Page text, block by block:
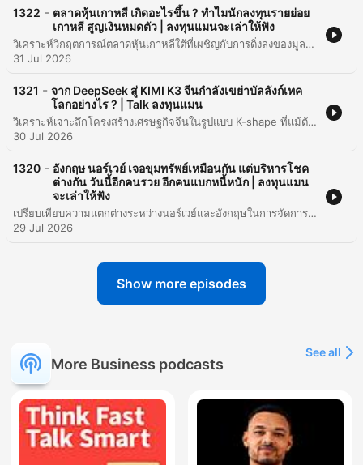
1322 - ตลาดหุ้นเกาหลี เกิดอะไรขึ้น ? ทำไมนักลงทุนรายย่อย
เกาหลี สูญเงินหมดตัว | ลงทุนแมนจะเล่าให้ฟัง
วิเคราะห์วิกฤตการณ์ตลาดหุ้นเกาหลีใต้ที่เผชิญกับการดิ่งลงของมูลค่าอย่างรุนแรง โดยมีสาเหตุหลักมาจากการพึ่งพาผลประกอบการของหุ้นเพียงสองบริษัทคือ Samsung และ SK Hynix ซึ่งเป็นผู้นำในกลุ่มชิปหน่วยความจำ AI เนื้อหาเจาะลึกถึงกลไกของ Leverage ETF ที่ทำหน้าที่เป็นตัวคูณความเสียหายในช่วงตลาดขาลง ส่งผลให้นักลงทุนรายย่อยสูญเสียเงินจำนวนมหาศาลรวมกว่า 1.3 ล้านล้านบาท พร้อมทั้งกล่าวถึงมาตรการฉุกเฉินจากหน่วยงานกำกับดูแลและบทเรียนสำคัญด้านการบริหารความเสี่ยงจากการใช้เลเวอเรจในการลงทุน
31 Jul 2026
1321 - จาก DeepSeek สู่ KIMI K3 จีนกำลังเขย่าบัลลังก์เทค
โลกอย่างไร ? | Talk ลงทุนแมน
วิเคราะห์เจาะลึกโครงสร้างเศรษฐกิจจีนในรูปแบบ K-shape ที่แม้ตัวเลข GDP จะเติบโตช้าลง แต่ภาคเทคโนโลยีและอุตสาหกรรม Hard Tech กำลังพุ่งทะยานอย่างรุนแรง โดยเฉพาะกลุ่มอุปกรณ์ 3D Printing, แบตเตอรี่ และหุ่นยนต์ ซึ่งเป็นผลมาจากนโยบายสนับสนุนการผลิตภายในประเทศเพื่อลดการพึ่งพาเทคโนโลยีจากต่างชาติและการเผชิญหน้ากับสงครามการค้า เนื้อหาครอบคลุมถึงความก้าวหน้าของ AI โมเดลฝั่งจีนอย่าง DeepSeek และ Moonshot AI รวมถึงโอกาสในการลงทุนผ่าน Supply Chain ของ AI ตั้งแต่ต้นน้ำอย่างเซมิคอนดักเตอร์ไปจนถึงปลายน้ำอย่างหุ่นยนต์และรถยนต์ขับเคลื่อนอัตโนมัติ โดยมีการแนะนำกลยุทธ์การเลือกหุ้นในกลุ่ม A-Share และ H-Share ผ่านกองทุนรวมที่เน้นนวัตกรรมและการวิจัยพัฒนา (R&D) เพื่อรับมือกับความผันผวนของตลาดเทคโนโลยีจีน
30 Jul 2026
1320 - อังกฤษ นอร์เวย์ เจอขุมทรัพย์เหมือนกัน แต่บริหารโชค
ต่างกัน วันนี้อีกคนรวย อีกคนแบกหนี้หนัก | ลงทุนแมน
จะเล่าให้ฟัง
เปรียบเทียบความแตกต่างระหว่างนอร์เวย์และอังกฤษในการจัดการทรัพยากรน้ำมันที่ค้นพบในช่วงปลายทศวรรษ 1960 นอร์เวย์เลือกสร้างกองทุนความมั่งคั่งแห่งชาติเพื่อสะสมรายได้ในรูปแบบเงินดอลลาร์และนำกำไรมาใช้พัฒนาประเทศอย่างยั่งยืน ในขณะที่อังกฤษเน้นการเร่งนำรายได้จากการขายน้ำมันมาใช้แก้ปัญหาเศรษฐกิจระยะสั้น จนเกิดภาวะ Dutch Disease ที่ทำลายอุตสาหกรรมการผลิตเดิม เนื้อหาแสดงให้เห็นถึงผลลัพธ์ในปัจจุบันที่นอร์เวย์มีความมั่งคั่งต่อหัวประชากรสูงมาก แต่ต้องเผชิญกับความท้าทายเรื่องแรงจูงใจในการทำงาน ส่วนอังกฤษต้องแบกรับหนี้สาธารณะระดับสูงและพยายามฟื้นฟูเศรษฐกิจผ่านการจัดตั้งกองทุนใหม่ในปี 2024 เพื่อวางรากฐานอนาคตอีกครั้ง
29 Jul 2026
Show more episodes
More Business podcasts
See all